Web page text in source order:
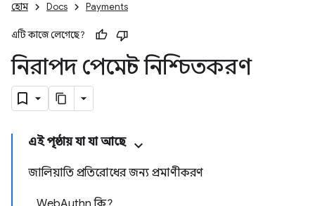
হোম Docs Payments
এটি কাজে লেগেছে?
নিরাপদ পেমেন্ট নিশ্চিতকরণ
এই পৃষ্ঠায় যা যা আছে
জালিয়াতি প্রতিরোধের জন্য প্রমাণীকরণ